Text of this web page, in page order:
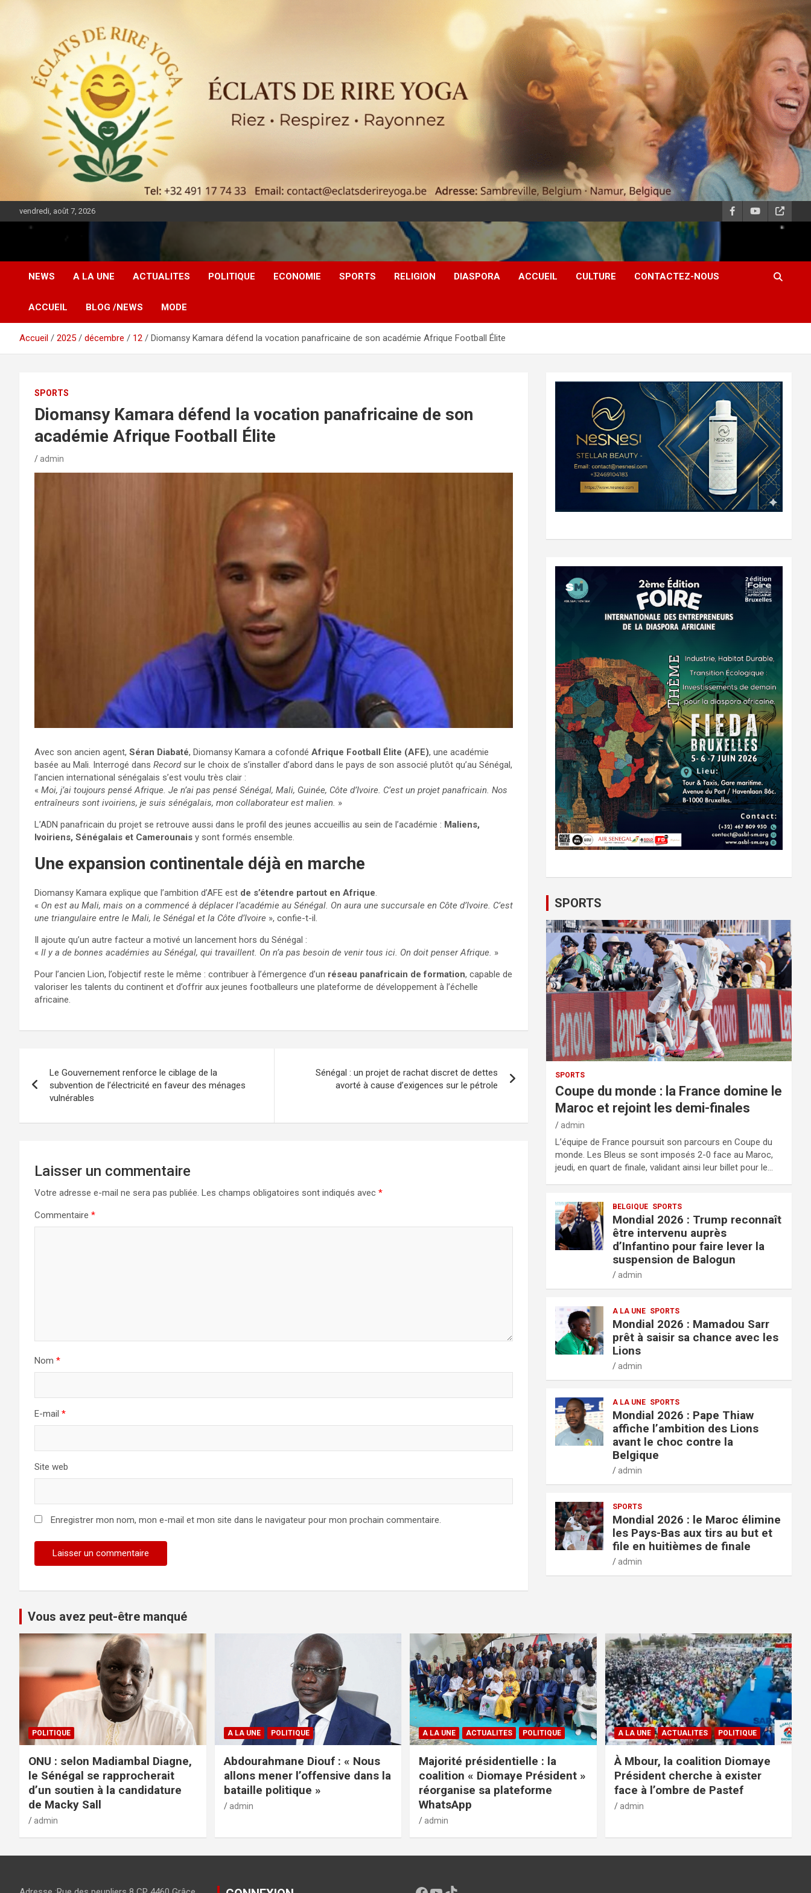
vendredi, août 7, 2026
DIASPORA PULSE
NEWS A LA UNE ACTUALITES POLITIQUE ECONOMIE SPORTS RELIGION DIASPORA ACCUEIL CULTURE CONTACTEZ-NOUS
ACCUEIL BLOG /NEWS MODE
Accueil 2025 décembre 12 Diomansy Kamara défend la vocation panafricaine de son académie Afrique Football Élite
SPORTS
Diomansy Kamara défend la vocation panafricaine de son
académie Afrique Football Élite
admin
Avec son ancien agent, Séran Diabaté, Diomansy Kamara a cofondé Afrique Football Élite (AFE), une académie
basée au Mali. Interrogé dans Recordsur le choix de s’installer d’abord dans le pays de son associé plutôt qu’au Sénégal,
l’ancien international sénégalais s’est voulu très clair :
« Moi, j’ai toujours pensé Afrique. Je n’ai pas pensé Sénégal, Mali, Guinée, Côte d’Ivoire. C’est un projet panafricain. Nos
entraîneurs sont ivoiriens, je suis sénégalais, mon collaborateur est malien. »
L’ADN panafricain du projet se retrouve aussi dans le profil des jeunes accueillis au sein de l’académie : Maliens,
Ivoiriens, Sénégalais et Camerounais y sont formés ensemble.
Une expansion continentale déjà en marche
Diomansy Kamara explique que l’ambition d’AFE est de s’étendre partout en Afrique
« On est au Mali, mais on a commencé à déplacer l’académie au Sénégal. On aura une succursale en Côte d’Ivoire. C’est
une triangulaire entre le Mali, le Sénégal et la Côte d’Ivoire », confie-t-il.
Il ajoute qu’un autre facteur a motivé un lancement hors du Sénégal :
« Il y a de bonnes académies au Sénégal, qui travaillent. On n’a pas besoin de venir tous ici. On doit penser Afrique. »
Pour l’ancien Lion, l’objectif reste le même : contribuer à l’émergence d’un réseau panafricain de formation, capable de
valoriser les talents du continent et d’offrir aux jeunes footballeurs une plateforme de développement à l’échelle
africaine.
Le Gouvernement renforce le ciblage de la
subvention de l’électricité en faveur des ménages
vulnérables
Sénégal : un projet de rachat discret de dettes
avorté à cause d’exigences sur le pétrole
Laisser un commentaire
Votre adresse e-mail ne sera pas publiée. Les champs obligatoires sont indiqués avec *
Commentaire *
Nom *
E-mail *
Site web
Enregistrer mon nom, mon e-mail et mon site dans le navigateur pour mon prochain commentaire.
SPORTS
SPORTS
Coupe du monde : la France domine le
Maroc et rejoint les demi-finales
admin
L’équipe de France poursuit son parcours en Coupe du
monde. Les Bleus se sont imposés 2-0 face au Maroc,
jeudi, en quart de finale, validant ainsi leur billet pour le…
BELGIQUE SPORTS
Mondial 2026 : Trump reconnaît
être intervenu auprès
d’Infantino pour faire lever la
suspension de Balogun
admin
A LA UNE SPORTS
Mondial 2026 : Mamadou Sarr
prêt à saisir sa chance avec les
Lions
admin
A LA UNE SPORTS
Mondial 2026 : Pape Thiaw
affiche l’ambition des Lions
avant le choc contre la
Belgique
admin
SPORTS
Mondial 2026 : le Maroc élimine
les Pays-Bas aux tirs au but et
file en huitièmes de finale
admin
Vous avez peut-être manqué
POLITIQUE
ONU : selon Madiambal Diagne,
le Sénégal se rapprocherait
d’un soutien à la candidature
de Macky Sall
admin
A LA UNE POLITIQUE
Abdourahmane Diouf : « Nous
allons mener l’offensive dans la
bataille politique »
admin
A LA UNE ACTUALITES POLITIQUE
Majorité présidentielle : la
coalition « Diomaye Président »
réorganise sa plateforme
WhatsApp
admin
A LA UNE ACTUALITES POLITIQUE
À Mbour, la coalition Diomaye
Président cherche à exister
face à l’ombre de Pastef
admin